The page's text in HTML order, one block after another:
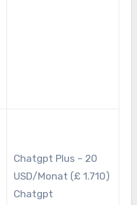
Chatgpt Plus – 20
USD/Monat (£ 1.710)
Chatgpt